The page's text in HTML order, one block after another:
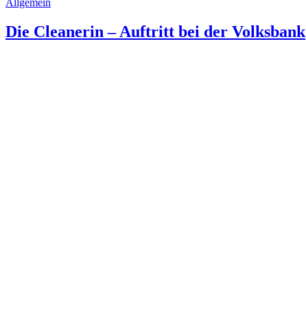
Die Cleanerin – Auftritt bei der Volksbank